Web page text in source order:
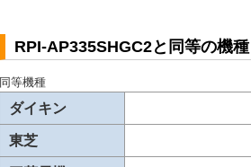
RPI-AP335SHGC2と同等の機種
同等機種
ダイキン
東芝